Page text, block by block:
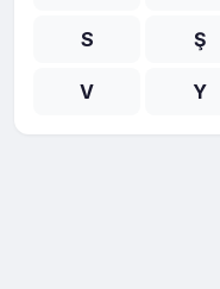
S Ş
V Y